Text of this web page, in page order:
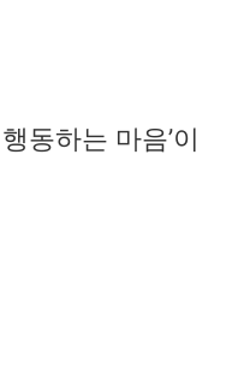
동하는 마음’이